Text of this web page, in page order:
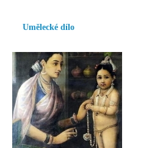
Umělecké dílo